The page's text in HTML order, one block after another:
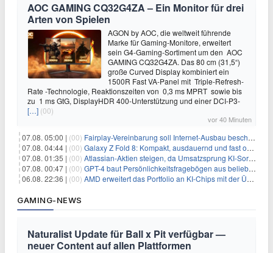
AOC GAMING CQ32G4ZA – Ein Monitor für drei
Arten von Spielen
AGON by AOC, die weltweit führende
Marke für Gaming-Monitore, erweitert
sein G4-Gaming-Sortiment um den AOC
GAMING CQ32G4ZA. Das 80 cm (31,5“)
große Curved Display kombiniert ein
1500R Fast VA-Panel mit Triple-Refresh-
Rate -Technologie, Reaktionszeiten von 0,3 ms MPRT sowie bis
zu 1 ms GtG, DisplayHDR 400-Unterstützung und einer DCI-P3-
[…] (00)
vor 40 Minuten
07.08. 05:00 | (00) Fairplay-Vereinbarung soll Internet-Ausbau beschleunigen
07.08. 04:44 | (00) Galaxy Z Fold 8: Kompakt, ausdauernd und fast ohne Falte
07.08. 01:35 | (00) Atlassian-Aktien steigen, da Umsatzsprung KI-Sorgen dämpft
07.08. 00:47 | (00) GPT-4 baut Persönlichkeitsfragebögen aus beliebigen Texten und sagt Antworten voraus
06.08. 22:36 | (00) AMD erweitert das Portfolio an KI-Chips mit der Übernahme von Taalas
GAMING-NEWS
Naturalist Update für Ball x Pit verfügbar —
neuer Content auf allen Plattformen